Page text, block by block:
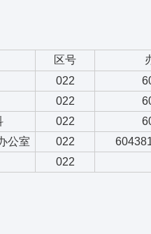
区号
022
022
022
公室
022
022